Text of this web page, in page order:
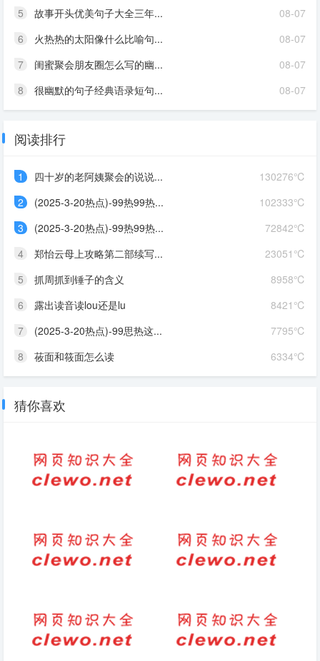
08-07
5
故事开头优美句子大全三年...
08-07
6
火热热的太阳像什么比喻句...
08-07
7
闺蜜聚会朋友圈怎么写的幽...
08-07
8 很幽默的句子经典语录短句...
阅读排行
130276℃
1
四十岁的老阿姨聚会的说说...
102333℃
2
(2025-3-20热点)-99热99热...
72842℃
3
(2025-3-20热点)-99热99热...
23051℃
4
郑怡云母上攻略第二部续写...
8958℃
5
抓周抓到锤子的含义
8421℃
6
露出读音读lou还是lu
7795℃
7
(2025-3-20热点)-99思热这...
6334℃
8 莜面和筱面怎么读
猜你喜欢